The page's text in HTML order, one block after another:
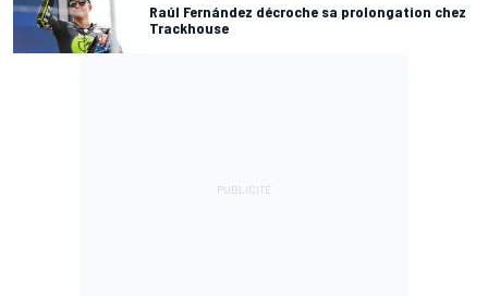
Raúl Fernández décroche sa prolongation chez
Trackhouse